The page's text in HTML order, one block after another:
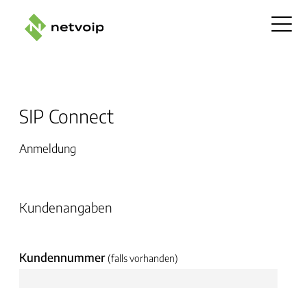
SIP Connect
Anmeldung
Kundenangaben
Kundennummer (falls vorhanden)